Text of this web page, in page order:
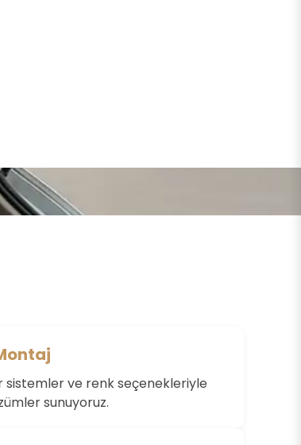
sistemler ve renk seçenekleriyle
sunuyoruz.
Değerlendirme Yazın